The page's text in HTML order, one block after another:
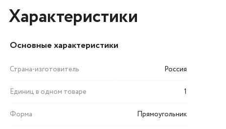
Характеристики
Основные характеристики
Страна-изготовитель Россия
Единиц в одном товаре 1
Форма Прямоугольник